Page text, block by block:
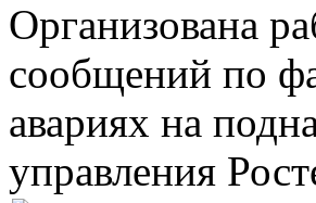
Организована
сообщений по
авариях на
управления